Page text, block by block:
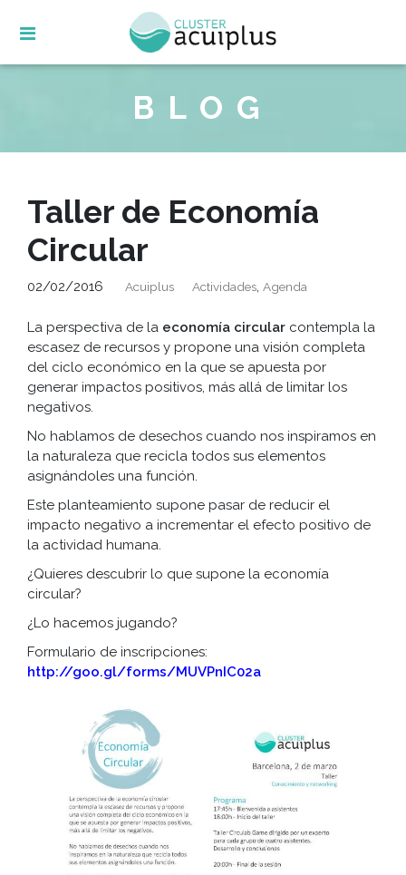
BLOG
Taller de Economía
Circular
02/02/2016 Acuiplus Actividades, Agenda
La perspectiva de la economía circular contempla la
escasez de recursos y propone una visión completa
del ciclo económico en la que se apuesta por
generar impactos positivos, más allá de limitar los
negativos.
No hablamos de desechos cuando nos inspiramos en
la naturaleza que recicla todos sus elementos
asignándoles una función.
Este planteamiento supone pasar de reducir el
impacto negativo a incrementar el efecto positivo de
la actividad humana.
¿Quieres descubrir lo que supone la economía
circular?
¿Lo hacemos jugando?
Formulario de inscripciones:
http://goo.gl/forms/MUVPnIC02a